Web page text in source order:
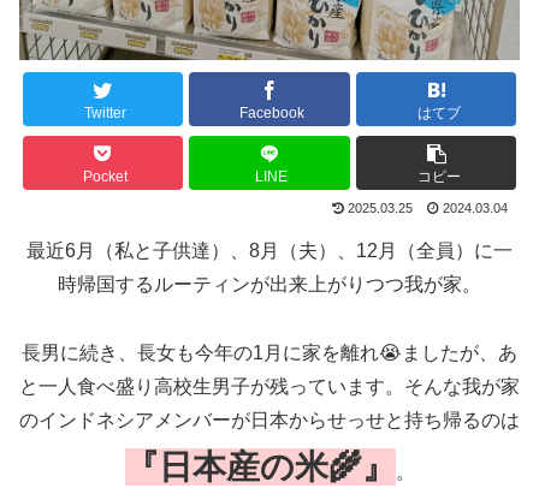
Twitter Facebook はてブ
Pocket LINE コピー
2025.03.25 2024.03.04
最近6月（私と子供達）、8月（夫）、12月（全員）に一
時帰国するルーティンが出来上がりつつ我が家。
長男に続き、長女も今年の1月に家を離れ😭ましたが、あ
と一人食べ盛り高校生男子が残っています。そんな我が家
のインドネシアメンバーが日本からせっせと持ち帰るのは
『日本産の米🌾』 。